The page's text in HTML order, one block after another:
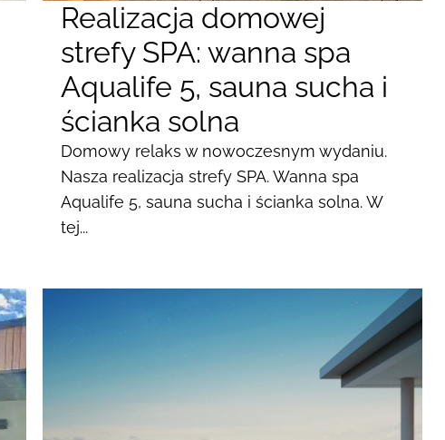
Realizacja domowej
strefy SPA: wanna spa
Aqualife 5, sauna sucha i
ścianka solna
Domowy relaks w nowoczesnym wydaniu.
Nasza realizacja strefy SPA. Wanna spa
Aqualife 5, sauna sucha i ścianka solna. W
tej...